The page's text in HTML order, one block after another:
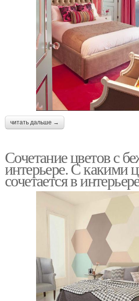
читать дальше →
Сочетание цветов с
интерьере. С какими
сочетается в